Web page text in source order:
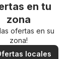
en tu
zona
ofertas en su
zona!
locales